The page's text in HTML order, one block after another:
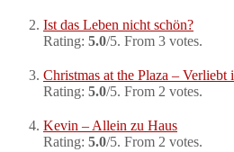
Ist das Leben nicht schön?
Rating: 5.0/5. From 3 votes.
Christmas at the Plaza –
Rating: 5.0/5. From 2 votes.
Kevin – Allein zu Haus
Rating: 5.0/5. From 2 votes.